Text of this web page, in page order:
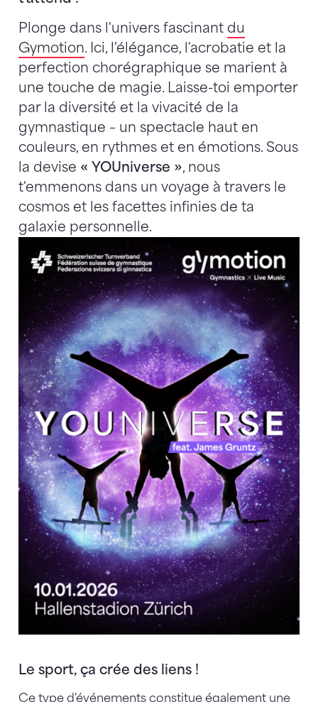
Plonge dans l'univers fascinant du
Gymotion. Ici, l'élégance, l'acrobatie et la
perfection chorégraphique se marient à
une touche de magie. Laisse-toi emporter
par la diversité et la vivacité de la
gymnastique – un spectacle haut en
couleurs, en rythmes et en émotions. Sous
la devise « YOUniverse », nous
t'emmenons dans un voyage à travers le
cosmos et les facettes infinies de ta
galaxie personnelle.
Le sport, ça crée des liens !
Ce type d'événements constitue également une